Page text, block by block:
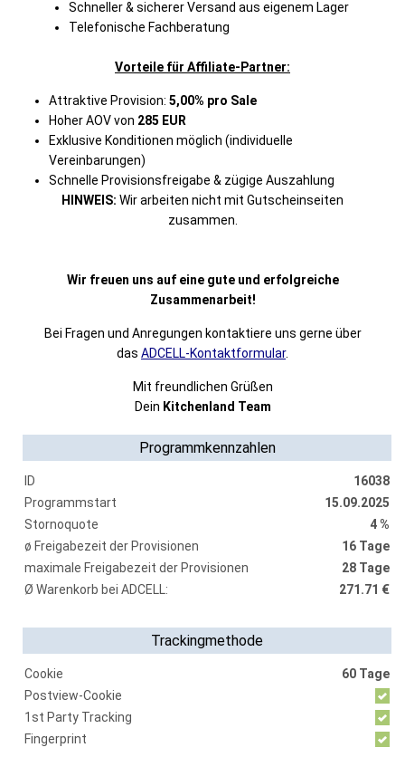
Schneller & sicherer Versand aus eigenem Lager
Telefonische Fachberatung
Vorteile für Affiliate-Partner:
Attraktive Provision: 5,00% pro Sale
Hoher AOV von 285 EUR
Exklusive Konditionen möglich (individuelle
Vereinbarungen)
Schnelle Provisionsfreigabe & zügige Auszahlung
HINWEIS: Wir arbeiten nicht mit Gutscheinseiten
zusammen.
Wir freuen uns auf eine gute und erfolgreiche
Zusammenarbeit!
Bei Fragen und Anregungen kontaktiere uns gerne über
das ADCELL-Kontaktformular.
Mit freundlichen Grüßen
Dein Kitchenland Team
Programmkennzahlen
ID
16038
Programmstart
15.09.2025
Stornoquote
4 %
ø Freigabezeit der Provisionen
16 Tage
maximale Freigabezeit der Provisionen
28 Tage
Ø Warenkorb bei ADCELL:
271.71 €
Trackingmethode
Cookie
60 Tage
Postview-Cookie
1st Party Tracking
Fingerprint